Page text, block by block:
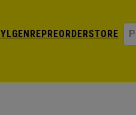
GENREPREORDERSTORE